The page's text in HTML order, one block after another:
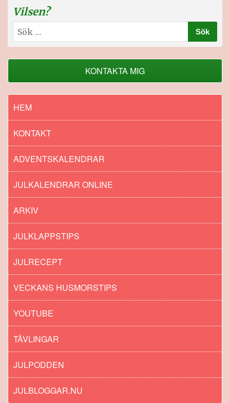
Vilsen?
Sök
efter:
KONTAKTA MIG
HEM
KONTAKT
ADVENTSKALENDRAR
JULKALENDRAR ONLINE
ARKIV
JULKLAPPSTIPS
JULRECEPT
VECKANS HUSMORSTIPS
YOUTUBE
TÄVLINGAR
JULPODDEN
JULBLOGGAR.NU